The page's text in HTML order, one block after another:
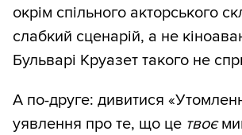
окрім спільного акторського
слабкий сценарій, а не
Бульварі Круазет такого не
А по-друге: дивитися
уявлення про те, що це твоє